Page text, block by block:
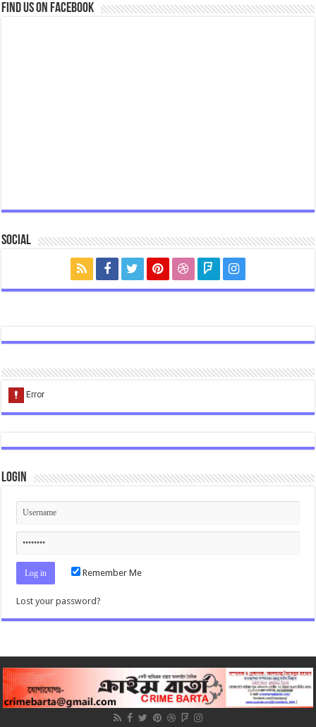
Find us on Facebook
Social
Login
Remember Me
Lost your password?